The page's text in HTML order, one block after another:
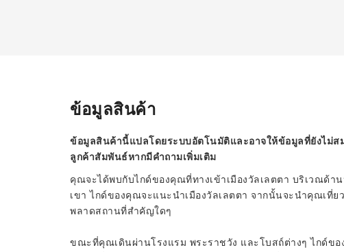
ข้อมูลสินค้า
ข้อมูลสินค้านี้แปลโดยระบบอัตโนมัติและอาจให้ข้อมูลที่ยังไม่
ลูกค้าสัมพันธ์หากมีคำถามเพิ่มเติม
คุณจะได้พบกับไกด์ของคุณที่ทางเข้าเมืองวัลเลตตา บริเวณด้า
เขา ไกด์ของคุณจะแนะนำเมืองวัลเลตตา จากนั้นจะนำคุณเที่
พลาดสถานที่สำคัญใดๆ
ขณะที่คุณเดินผ่านโรงแรม พระราชวัง และโบสถ์ต่างๆ ไกด์ข